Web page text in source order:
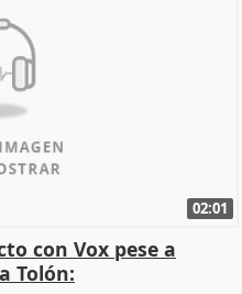
02:01
con Vox pese a
Tolón: